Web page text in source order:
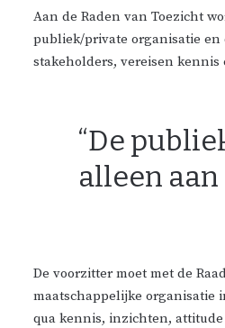
Aan de Raden van Toezicht
publiek/private organisatie
stakeholders, vereisen
“De
alleen aan
De voorzitter moet met de
maatschappelijke organisatie
qua kennis, inzichten,